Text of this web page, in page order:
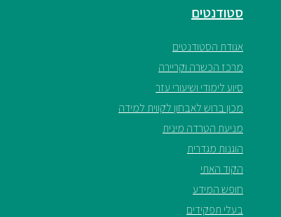
סטודנטים
אגודת הסטודנטים
מרכז הכשרה וקריירה
סיוע לימודי ושיעורי עזר
מכון ברוש לאבחון לקווית למידה
מניעת הטרדה מינית
הוגנות מגדרית
הקוד האתי
חופש המידע
בעלי תפקידים